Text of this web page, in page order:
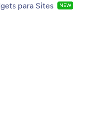
para Sites NEW